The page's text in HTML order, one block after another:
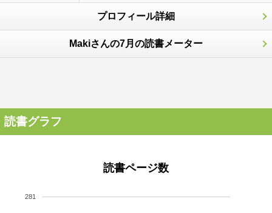
プロフィール詳細
Makiさんの7月の読書メーター
読書グラフ
読書ページ数
281